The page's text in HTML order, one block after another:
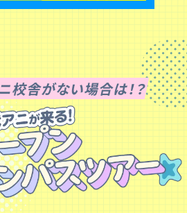
校舎がない場合は！？